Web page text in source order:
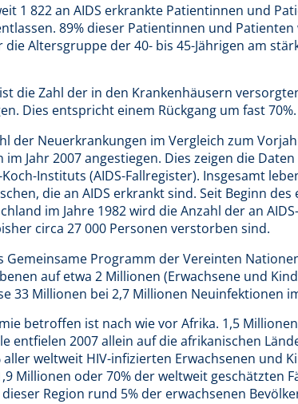
1 822 an AIDS erkrankte Patientinnen und
89% dieser Patientinnen und Patienten
die Altersgruppe der 40- bis 45-Jährigen am
die Zahl der in den Krankenhäusern
Dies entspricht einem Rückgang um fast 70%.
der Neuerkrankungen im Vergleich zum
Jahr 2007 angestiegen. Dies zeigen die
Instituts (AIDS-Fallregister). Insgesamt
die an AIDS erkrankt sind. Seit Beginn des
im Jahre 1982 wird die Anzahl der an
circa 27 000 Personen verstorben sind.
Gemeinsame Programm der Vereinten
auf etwa 2 Millionen (Erwachsene und
33 Millionen bei 2,7 Millionen Neuinfektionen
betroffen ist nach wie vor Afrika. 1,5
entfielen 2007 allein auf die afrikanischen
aller weltweit HIV-infizierten Erwachsenen und
Millionen oder 70% der weltweit geschätzten
Region rund 5% der erwachsenen